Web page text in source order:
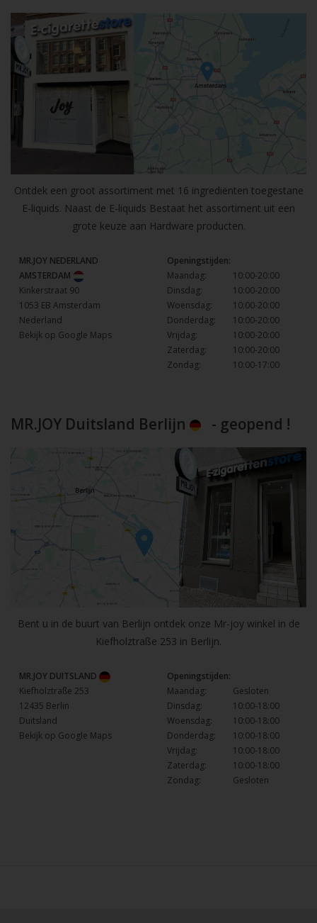
Ontdek een groot assortiment met 16 ingrediënten toegestane
E-liquids. Naast de E-liquids Bestaat het assortiment uit een
grote keuze aan Hardware producten.
MR.JOY NEDERLAND
AMSTERDAM
Kinkerstraat 90
1053 EB Amsterdam
Nederland
Bekijk op Google Maps
Openingstijden:
Maandag:
10:00-20:00
Dinsdag:
10:00-20:00
Woensdag:
10:00-20:00
Donderdag:
10:00-20:00
Vrijdag:
10:00-20:00
Zaterdag:
10:00-20:00
Zondag:
10:00-17:00
MR.JOY Duitsland Berlijn - geopend !
Bent u in de buurt van Berlijn ontdek onze Mr-joy winkel in de
Kiefholztraße 253 in Berlijn.
MR.JOY DUITSLAND
Kiefholztraße 253
12435 Berlin
Duitsland
Bekijk op Google Maps
Openingstijden:
Maandag:
Gesloten
Dinsdag:
10:00-18:00
Woensdag:
10:00-18:00
Donderdag:
10:00-18:00
Vrijdag:
10:00-18:00
Zaterdag:
10:00-18:00
Zondag:
Gesloten